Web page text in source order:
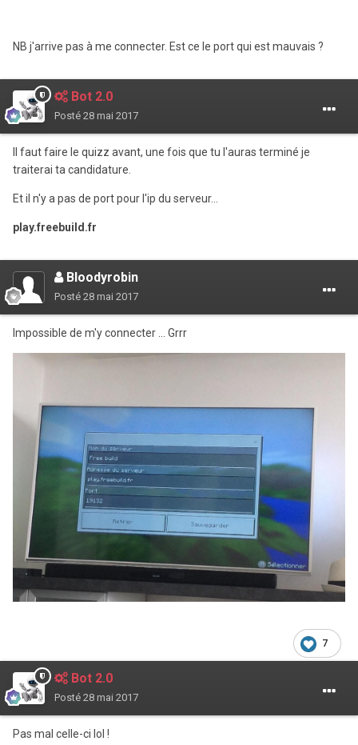
NB j'arrive pas à me connecter. Est ce le port qui est mauvais ?
Bot 2.0
Posté 28 mai 2017
Il faut faire le quizz avant, une fois que tu l'auras terminé je
traiterai ta candidature.
Et il n'y a pas de port pour l'ip du serveur...
play.freebuild.fr
Bloodyrobin
Posté 28 mai 2017
Impossible de m'y connecter ... Grrr
7
Bot 2.0
Posté 28 mai 2017
Pas mal celle-ci lol !